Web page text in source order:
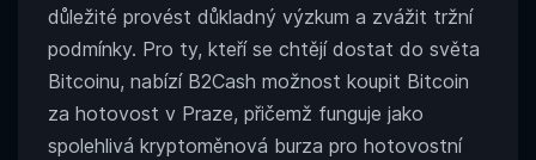
důležité provést důkladný výzkum a zvážit tržní
podmínky. Pro ty, kteří se chtějí dostat do světa
Bitcoinu, nabízí B2Cash možnost koupit Bitcoin
za hotovost v Praze, přičemž funguje jako
spolehlivá kryptoměnová burza pro hotovostní